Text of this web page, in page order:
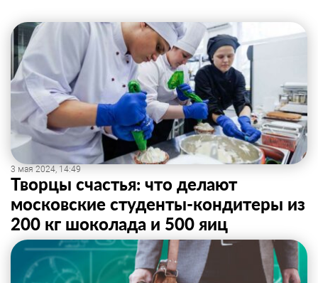
3 мая 2024, 14:49
Творцы счастья: что делают
московские студенты-кондитеры из
200 кг шоколада и 500 яиц